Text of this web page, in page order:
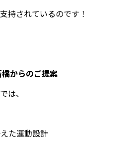
持されているのです！
からのご提案
は、
た運動設計